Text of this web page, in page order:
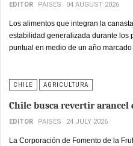
EDITOR PAISES 04 AUGUST 2026
Los alimentos que integran la
estabilidad generalizada durante los
puntual en medio de un año
CHILE AGRICULTURA
Chile busca revertir arancel
EDITOR PAISES 24 JULY 2026
La Corporación de Fomento de la